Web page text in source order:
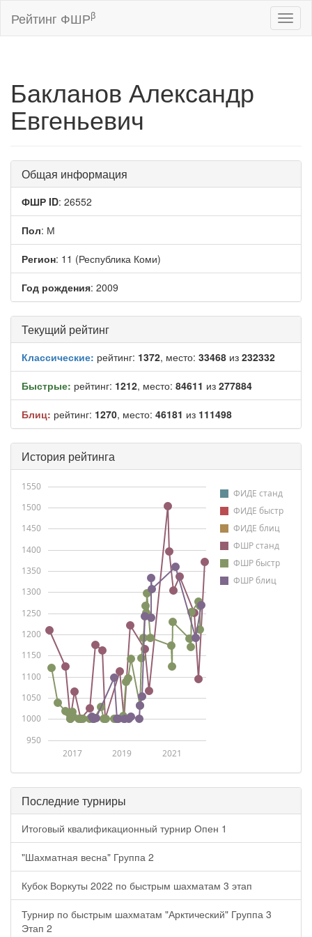
Рейтинг ФШРβ
Бакланов Александр
Евгеньевич
Общая информация
ФШР ID: 26552
Пол: М
Регион: 11 (Республика Коми)
Год рождения: 2009
Текущий рейтинг
Классические: рейтинг: 1372, место: 33468 из 232332
Быстрые: рейтинг: 1212, место: 84611 из 277884
Блиц: рейтинг: 1270, место: 46181 из 111498
История рейтинга
ФИДЕ станд
ФИДЕ быстр
ФИДЕ блиц
ФШР станд
ФШР быстр
ФШР блиц
2017 2019 2021
950
1000
1050
1100
1150
1200
1250
1300
1350
1400
1450
1500
1550
Последние турниры
Итоговый квалификационный турнир Опен 1
"Шахматная весна" Группа 2
Кубок Воркуты 2022 по быстрым шахматам 3 этап
Турнир по быстрым шахматам "Арктический" Группа 3
Этап 2